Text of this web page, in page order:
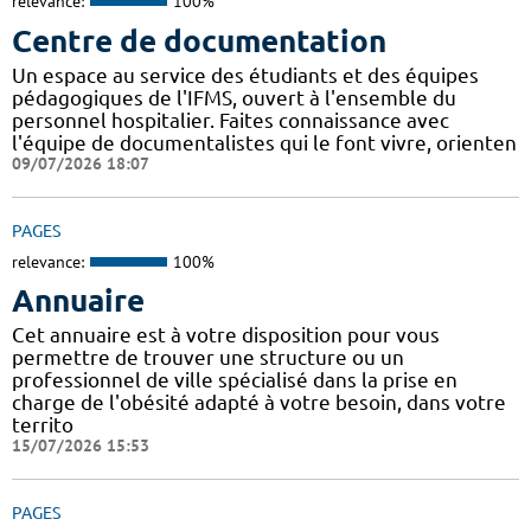
Centre de documentation
Un espace au service des étudiants et des équipes
pédagogiques de l'IFMS, ouvert à l'ensemble du
personnel hospitalier. Faites connaissance avec
l'équipe de documentalistes qui le font vivre, orienten
09/07/2026 18:07
PAGES
relevance: 100%
Annuaire
Cet annuaire est à votre disposition pour vous
permettre de trouver une structure ou un
professionnel de ville spécialisé dans la prise en
charge de l'obésité adapté à votre besoin, dans votre
territo
15/07/2026 15:53
PAGES